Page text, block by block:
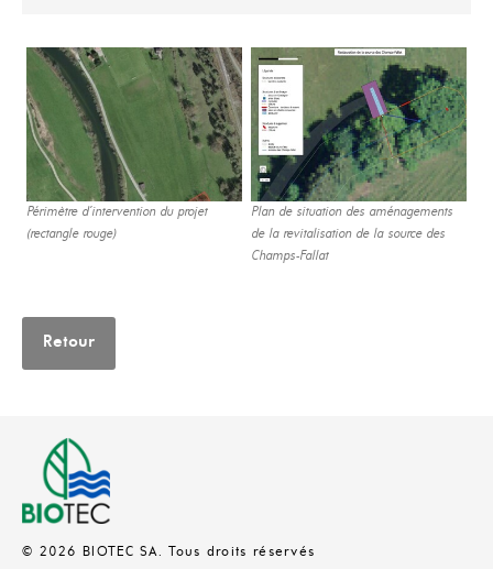
Périmètre d’intervention du projet
(rectangle rouge)
Plan de situation des aménagements
de la revitalisation de la source des
Champs-Fallat
Retour
© 2026 BIOTEC SA. Tous droits réservés